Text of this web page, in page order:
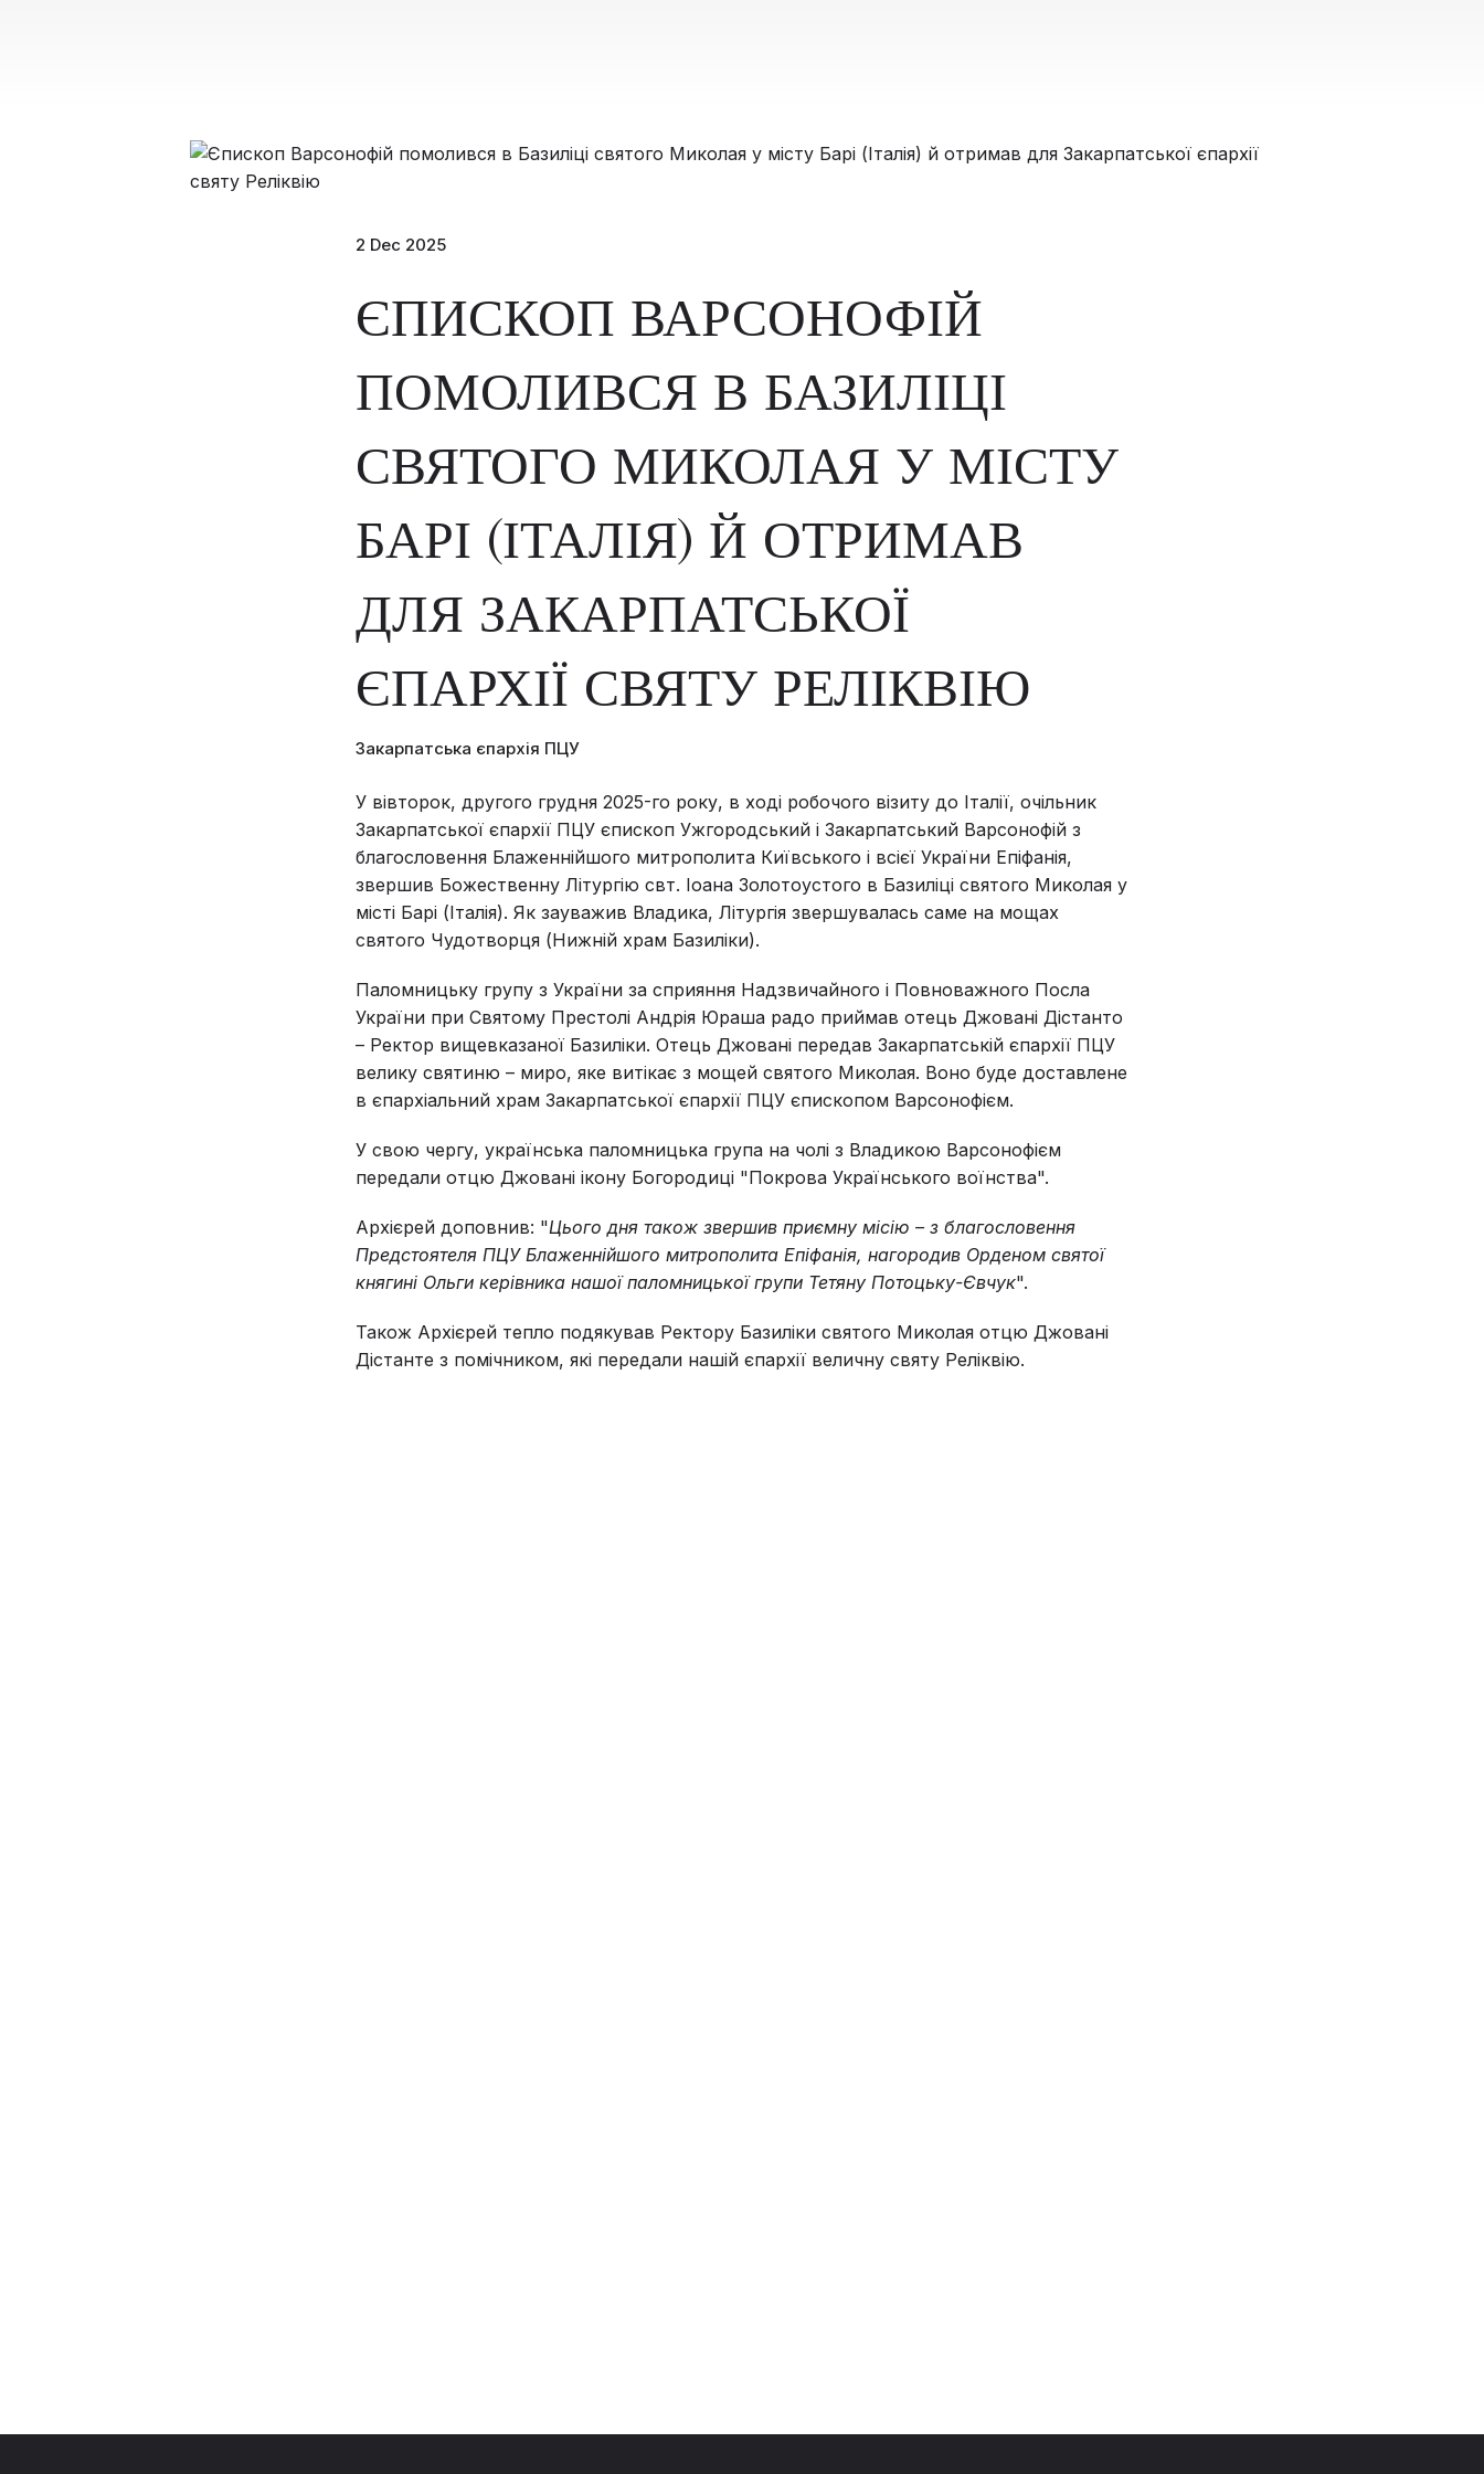
2 Dec 2025
ЄПИСКОП ВАРСОНОФІЙ
ПОМОЛИВСЯ В БАЗИЛІЦІ
СВЯТОГО МИКОЛАЯ У МІСТУ
БАРІ (ІТАЛІЯ) Й ОТРИМАВ
ДЛЯ ЗАКАРПАТСЬКОЇ
ЄПАРХІЇ СВЯТУ РЕЛІКВІЮ
Закарпатська єпархія ПЦУ
У вівторок, другого грудня 2025-го року, в ході робочого візиту до Італії, очільник
Закарпатської єпархії ПЦУ єпископ Ужгородський і Закарпатський Варсонофій з
благословення Блаженнійшого митрополита Київського і всієї України Епіфанія,
звершив Божественну Літургію свт. Іоана Золотоустого в Базиліці святого Миколая у
місті Барі (Італія). Як зауважив Владика, Літургія звершувалась саме на мощах
святого Чудотворця (Нижній храм Базиліки).
Паломницьку групу з України за сприяння Надзвичайного і Повноважного Посла
України при Святому Престолі Андрія Юраша радо приймав отець Джовані Дістанто
– Ректор вищевказаної Базиліки. Отець Джовані передав Закарпатській єпархії ПЦУ
велику святиню – миро, яке витікає з мощей святого Миколая. Воно буде доставлене
в єпархіальний храм Закарпатської єпархії ПЦУ єпископом Варсонофієм.
У свою чергу, українська паломницька група на чолі з Владикою Варсонофієм
передали отцю Джовані ікону Богородиці "Покрова Українського воїнства".
Архієрей доповнив: "Цього дня також звершив приємну місію – з благословення
Предстоятеля ПЦУ Блаженнійшого митрополита Епіфанія, нагородив Орденом святої
княгині Ольги керівника нашої паломницької групи Тетяну Потоцьку-Євчук".
Також Архієрей тепло подякував Ректору Базиліки святого Миколая отцю Джовані
Дістанте з помічником, які передали нашій єпархії величну святу Реліквію.